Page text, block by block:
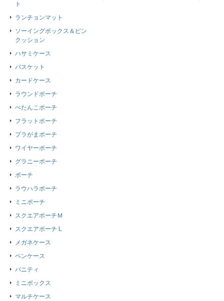
ト
ランチョンマット
ソーイングボックス＆ピン
クッション
ハサミケース
バスケット
カードケース
ラウンドポーチ
ぺたんこポーチ
フラットポーチ
プラがまポーチ
ワイヤーポーチ
グラニーポーチ
ポーチ
ラウハラポーチ
ミニポーチ
スクエアポーチＭ
スクエアポーチ L
メガネケース
ペンケース
バニティ
ミニボックス
マルチケース